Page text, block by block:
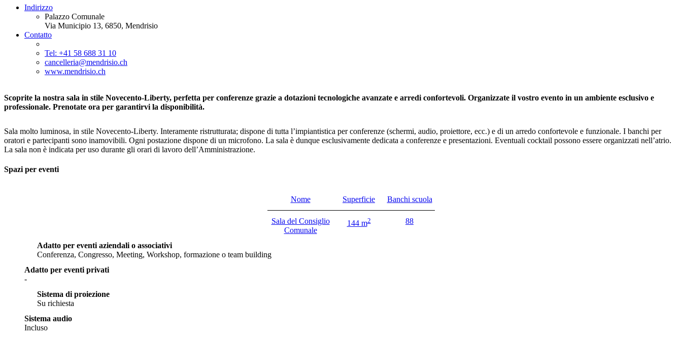
Indirizzo
Palazzo Comunale
Via Municipio 13, 6850, Mendrisio
Contatto
Tel: +41 58 688 31 10
cancelleria@mendrisio.ch
www.mendrisio.ch
Scoprite la nostra sala in stile Novecento-Liberty, perfetta per conferenze grazie a dotazioni tecnologiche avanzate e arredi confortevoli. Organizzate il vostro evento in un ambiente esclusivo e
professionale. Prenotate ora per garantirvi la disponibilità.
Sala molto luminosa, in stile Novecento-Liberty. Interamente ristrutturata; dispone di tutta l’impiantistica per conferenze (schermi, audio, proiettore, ecc.) e di un arredo confortevole e funzionale. I banchi per
oratori e partecipanti sono inamovibili. Ogni postazione dispone di un microfono. La sala è dunque esclusivamente dedicata a conferenze e presentazioni. Eventuali cocktail possono essere organizzati nell’atrio.
La sala non è indicata per uso durante gli orari di lavoro dell’Amministrazione.
Spazi per eventi
Nome Superficie Banchi scuola
Sala del Consiglio
Comunale
144 m2 88
Adatto per eventi aziendali o associativi
Conferenza, Congresso, Meeting, Workshop, formazione o team building
Adatto per eventi privati
-
Sistema di proiezione
Su richiesta
Sistema audio
Incluso